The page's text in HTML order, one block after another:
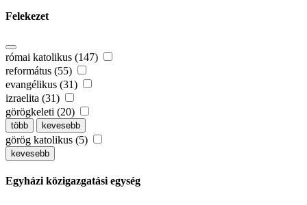
Felekezet
római katolikus (147)
református (55)
evangélikus (31)
izraelita (31)
görögkeleti (20)
több kevesebb
görög katolikus (5)
kevesebb
Egyházi közigazgatási egység